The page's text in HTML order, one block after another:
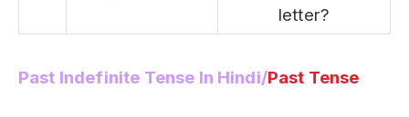
letter?
Past Indefinite Tense In Hindi/Past Tense